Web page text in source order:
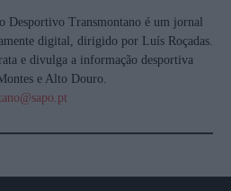
Desportivo Transmontano é um jornal
digital, dirigido por Luís Roçadas.
e divulga a informação desportiva
e Alto Douro.